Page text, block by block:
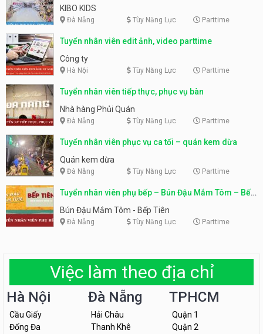
KIBO KIDS
Đà Nẵng Tùy Năng Lực Parttime
Tuyển nhân viên edit ảnh, video parttime
Công ty
Hà Nội Tùy Năng Lực Parttime
Tuyển nhân viên tiếp thực, phục vụ bàn
Nhà hàng Phủi Quán
Đà Nẵng Tùy Năng Lực Parttime
Tuyển nhân viên phục vụ ca tối – quán kem dừa
Quán kem dừa
Đà Nẵng Tùy Năng Lực Parttime
Tuyển nhân viên phụ bếp – Bún Đậu Mắm Tôm – Bếp
Tiên
Bún Đậu Mắm Tôm - Bếp Tiên
Đà Nẵng Tùy Năng Lực Parttime
Việc làm theo địa chỉ
Hà Nội
Cầu Giấy
Đống Đa
Đà Nẵng
Hải Châu
Thanh Khê
TPHCM
Quận 1
Quận 2